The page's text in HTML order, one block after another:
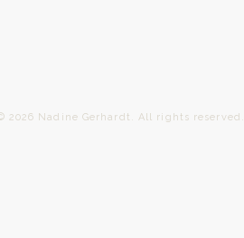
Gerhardt. All rights reserved.